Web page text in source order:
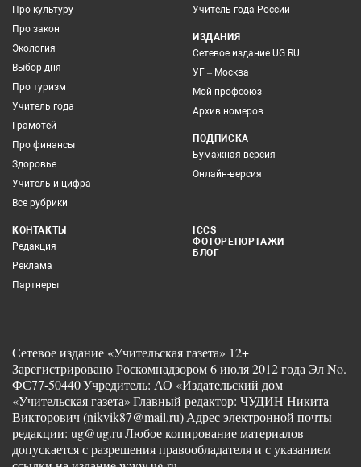
Про культуру
Про закон
Экология
Выбор дня
Про туризм
Учитель года
Грамотей
Про финансы
Здоровье
Учитель и цифра
Все рубрики
Учитель года России
ИЗДАНИЯ
Сетевое издание UG.RU
УГ – Москва
Мой профсоюз
Архив номеров
ПОДПИСКА
Бумажная версия
Онлайн-версия
КОНТАКТЫ
Редакция
Реклама
Партнеры
ICCS
ФОТОРЕПОРТАЖИ
БЛОГ
Сетевое издание «Учительская газета» 12+
Зарегистрировано Роскомнадзором 6 июля 2012 года Эл No.
ФС77-50440Учредитель: АО «Издательский дом
«Учительская газета»Главный редактор: ЧУДИН Никита
Викторович (nikvik87@mail.ru)Адрес электронной почты
редакции: ug@ug.ruЛюбое копирование материалов
допускается с разрешения правообладателя и с указанием